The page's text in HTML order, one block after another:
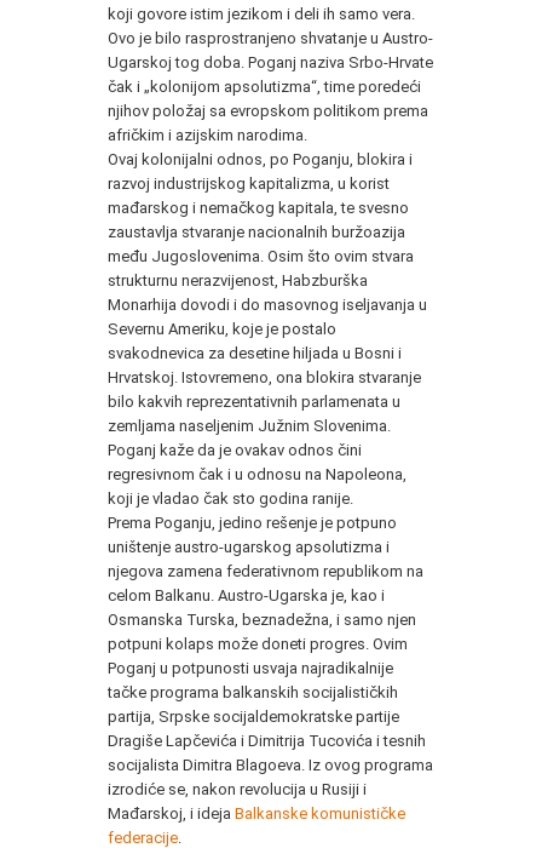
koji govore istim jezikom i deli ih samo vera.
Ovo je bilo rasprostranjeno shvatanje u Austro-
Ugarskoj tog doba. Poganj naziva Srbo-Hrvate
čak i „kolonijom apsolutizma“, time poredeći
njihov položaj sa evropskom politikom prema
afričkim i azijskim narodima.
Ovaj kolonijalni odnos, po Poganju, blokira i
razvoj industrijskog kapitalizma, u korist
mađarskog i nemačkog kapitala, te svesno
zaustavlja stvaranje nacionalnih buržoazija
među Jugoslovenima. Osim što ovim stvara
strukturnu nerazvijenost, Habzburška
Monarhija dovodi i do masovnog iseljavanja u
Severnu Ameriku, koje je postalo
svakodnevica za desetine hiljada u Bosni i
Hrvatskoj. Istovremeno, ona blokira stvaranje
bilo kakvih reprezentativnih parlamenata u
zemljama naseljenim Južnim Slovenima.
Poganj kaže da je ovakav odnos čini
regresivnom čak i u odnosu na Napoleona,
koji je vladao čak sto godina ranije.
Prema Poganju, jedino rešenje je potpuno
uništenje austro-ugarskog apsolutizma i
njegova zamena federativnom republikom na
celom Balkanu. Austro-Ugarska je, kao i
Osmanska Turska, beznadežna, i samo njen
potpuni kolaps može doneti progres. Ovim
Poganj u potpunosti usvaja najradikalnije
tačke programa balkanskih socijalističkih
partija, Srpske socijaldemokratske partije
Dragiše Lapčevića i Dimitrija Tucovića i tesnih
socijalista Dimitra Blagoeva. Iz ovog programa
izrodiće se, nakon revolucija u Rusiji i
Mađarskoj, i ideja Balkanske komunističke
federacije